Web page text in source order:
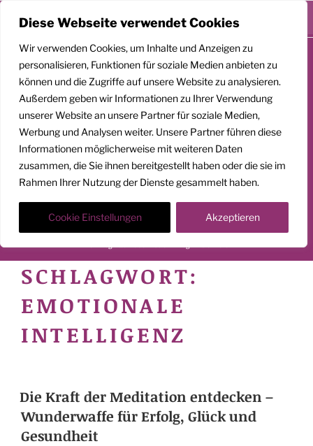
Diese Webseite verwendet Cookies
Wir verwenden Cookies, um Inhalte und Anzeigen zu
personalisieren, Funktionen für soziale Medien anbieten zu
können und die Zugriffe auf unsere Website zu analysieren.
Außerdem geben wir Informationen zu Ihrer Verwendung
unserer Website an unsere Partner für soziale Medien,
Werbung und Analysen weiter. Unsere Partner führen diese
Informationen möglicherweise mit weiteren Daten
zusammen, die Sie ihnen bereitgestellt haben oder die sie im
Rahmen Ihrer Nutzung der Dienste gesammelt haben.
Cookie Einstellungen Akzeptieren
Zum
springen
GEMEINSAM
AUFSTEIGEN
Klarheit. Präsenz. Befreiung.
Transformationscoach | Architekt der Befreiung
Menü
SCHLAGWORT:
EMOTIONALE
INTELLIGENZ
Die Kraft der Meditation entdecken –
Wunderwaffe für Erfolg, Glück und
Gesundheit